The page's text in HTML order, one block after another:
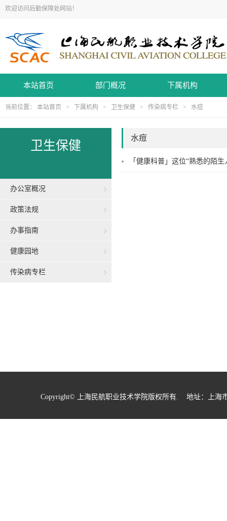
欢迎访问后勤保障处网站！
本站首页 部门概况 下属机构
当前位置： 本站首页 > 下属机构 > 卫生保健 > 传染病专栏 > 水痘
卫生保健
办公室概况
政策法规
办事指南
健康园地
传染病专栏
水痘
「健康科普」这位“熟悉的陌
Copyright© 上海民航职业技术学院版权所有. 地址：上海